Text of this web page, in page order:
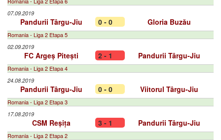
07.09.2019
Pandurii Târgu-Jiu 0 - 0 Gloria Buzău
Romania - Liga 2 Etapa 5
02.09.2019
FC Argeș Pitești 2 - 1 Pandurii Târgu-Jiu
Romania - Liga 2 Etapa 4
24.08.2019
Pandurii Târgu-Jiu 0 - 0 Viitorul Târgu-Jiu
Romania - Liga 2 Etapa 3
17.08.2019
CSM Reșița 3 - 1 Pandurii Târgu-Jiu
Romania - Liga 2 Etapa 2